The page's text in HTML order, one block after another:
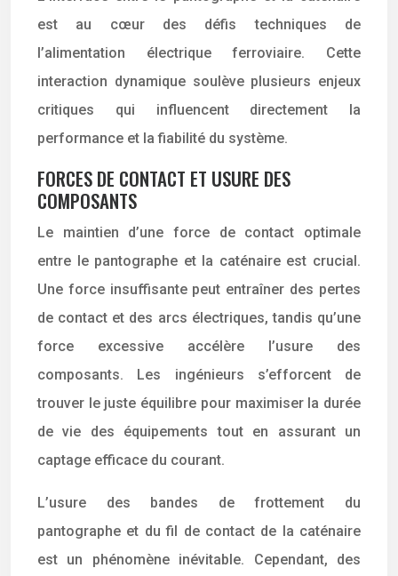
est au cœur des défis techniques de
l’alimentation électrique ferroviaire. Cette
interaction dynamique soulève plusieurs enjeux
critiques qui influencent directement la
performance et la fiabilité du système.
FORCES DE CONTACT ET USURE DES
COMPOSANTS
Le maintien d’une force de contact optimale
entre le pantographe et la caténaire est crucial.
Une force insuffisante peut entraîner des pertes
de contact et des arcs électriques, tandis qu’une
force excessive accélère l’usure des
composants. Les ingénieurs s’efforcent de
trouver le juste équilibre pour maximiser la durée
de vie des équipements tout en assurant un
captage efficace du courant.
L’usure des bandes de frottement du
pantographe et du fil de contact de la caténaire
est un phénomène inévitable. Cependant, des